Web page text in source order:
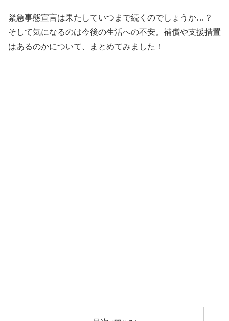
緊急事態宣言は果たしていつまで続くのでしょうか…？
そして気になるのは今後の生活への不安。補償や支援措置
はあるのかについて、まとめてみました！